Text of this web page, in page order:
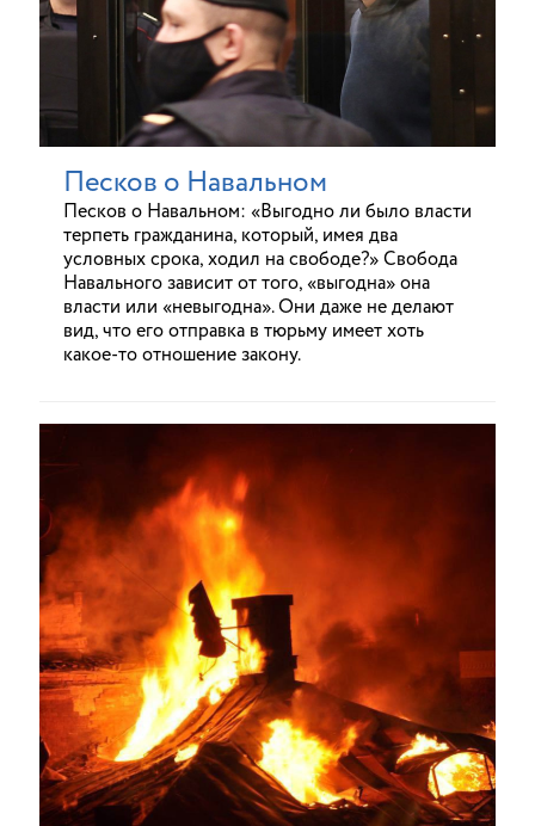
Песков о Навальном
Песков о Навальном: «Выгодно ли было власти
терпеть гражданина, который, имея два
условных срока, ходил на свободе?» Свобода
Навального зависит от того, «выгодна» она
власти или «невыгодна». Они даже не делают
вид, что его отправка в тюрьму имеет хоть
какое-то отношение закону.